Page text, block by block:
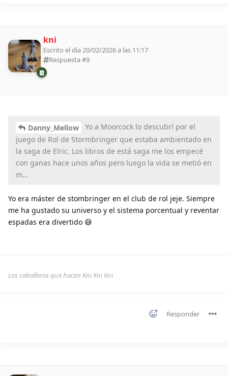
kni
Escrito el día 20/02/2026 a las 11:17
Respuesta #9
Danny_Mellow
Yo a Moorcock lo descubrí por el
juego de Rol de Stormbringer que estaba ambientado en
la saga de Elric. Los libros de está saga me los empecé
con ganas hace unos años pero luego la vida se metió en
m...
Yo era máster de stombringer en el club de rol jeje. Siempre
me ha gustado su universo y el sistema porcentual y reventar
espadas era divertido 😅
Los caballeros que hacen Kni Kni Kni
Responder